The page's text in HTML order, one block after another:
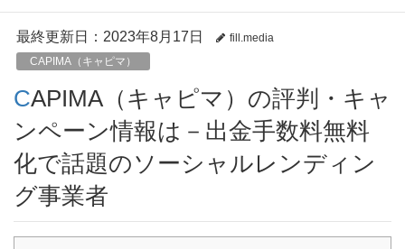
最終更新日：2023年8月17日
fill.media
CAPIMA（キャピマ）
CAPIMA（キャピマ）の評判・キャ
ンペーン情報は－出金手数料無料
化で話題のソーシャルレンディン
グ事業者